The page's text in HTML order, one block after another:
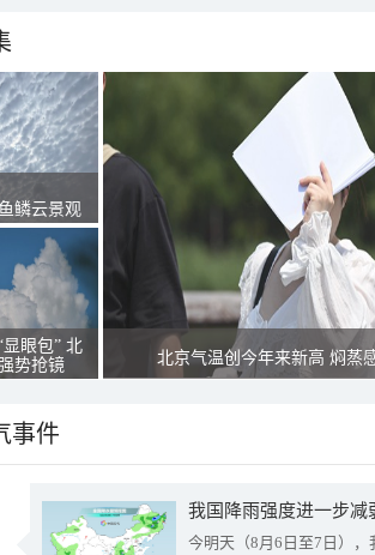
鳞云景观
眼包” 北
势抢镜
北京气温创今年来新高 焖蒸
事件
今明天（8月6日至7日）